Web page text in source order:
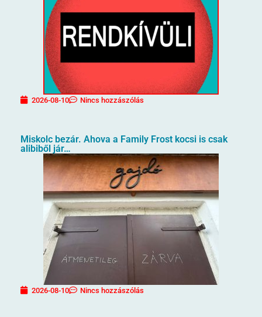
2026-08-10 Nincs hozzászólás
Miskolc bezár. Ahova a Family Frost kocsi is csak
alibiből jár…
2026-08-10 Nincs hozzászólás